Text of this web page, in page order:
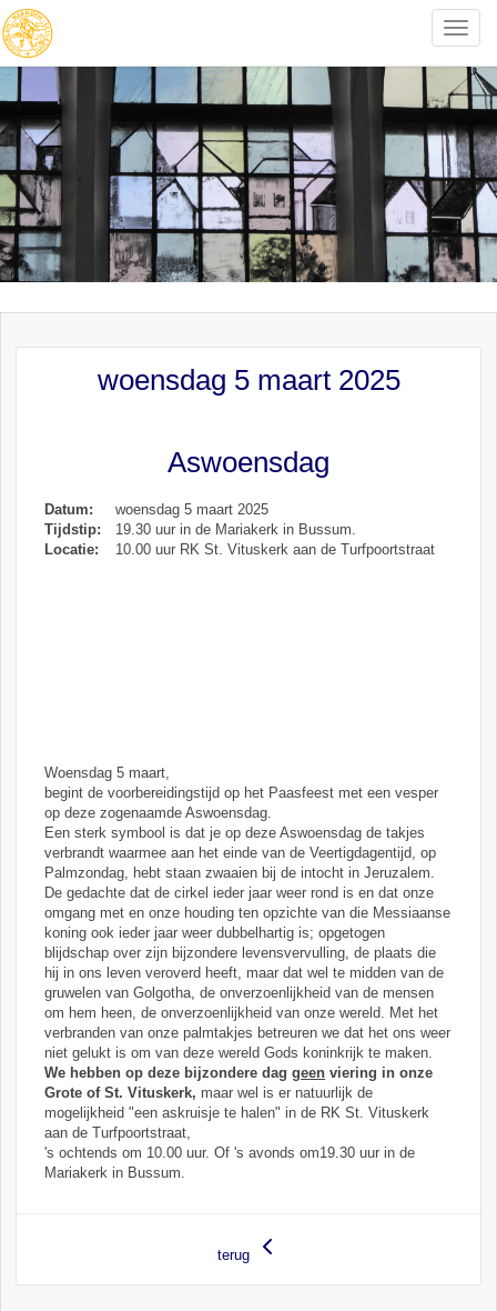
Toggle
woensdag 5 maart 2025
Aswoensdag
Datum:
woensdag 5 maart 2025
Tijdstip:
19.30 uur in de Mariakerk in Bussum.
Locatie:
10.00 uur RK St. Vituskerk aan de Turfpoortstraat
Woensdag 5 maart,
begint de voorbereidingstijd op het Paasfeest met een vesper
op deze zogenaamde Aswoensdag.
Een sterk symbool is dat je op deze Aswoensdag de takjes
verbrandt waarmee aan het einde van de Veertigdagentijd, op
Palmzondag, hebt staan zwaaien bij de intocht in Jeruzalem.
De gedachte dat de cirkel ieder jaar weer rond is en dat onze
omgang met en onze houding ten opzichte van die Messiaanse
koning ook ieder jaar weer dubbelhartig is; opgetogen
blijdschap over zijn bijzondere levensvervulling, de plaats die
hij in ons leven veroverd heeft, maar dat wel te midden van de
gruwelen van Golgotha, de onverzoenlijkheid van de mensen
om hem heen, de onverzoenlijkheid van onze wereld. Met het
verbranden van onze palmtakjes betreuren we dat het ons weer
niet gelukt is om van deze wereld Gods koninkrijk te maken.
We hebben op deze bijzondere daggeen viering in onze
Grote of St. Vituskerk, maar wel is er natuurlijk de
mogelijkheid "een askruisje te halen" in de RK St. Vituskerk
aan de Turfpoortstraat,
's ochtends om 10.00 uur. Of 's avonds om19.30 uur in de
Mariakerk in Bussum.
terug